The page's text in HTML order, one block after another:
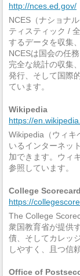
http://nces.ed.gov/
NCES（ナショナ
ティスティック /
するデータを収集
NCESは国会の任
完全な統計の収集
発行、そして国際
ています。
Wikipedia
https://
Wikipedia（ウィキ
いるインターネッ
加できます。ウィ
参照しています。
College Scorecard
https://
The College
衆国教育省が提供
債、そしてカレッ
しやすく、且つ信
Office of